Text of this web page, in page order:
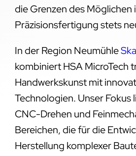
die Grenzen des Möglichen
Präzisionsfertigung stets
In der Region Neumühle
kombiniert HSA MicroTech
Handwerkskunst mit
Technologien. Unser Fokus
CNC-Drehen und
Bereichen, die für die
Herstellung komplexer